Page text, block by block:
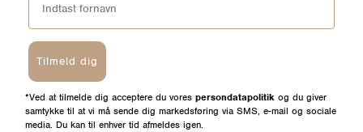
Tilmeld dig
*Ved at tilmelde dig acceptere du vores persondatapolitik og du giver
samtykke til at vi må sende dig markedsføring via SMS, e-mail og sociale
media. Du kan til enhver tid afmeldes igen.